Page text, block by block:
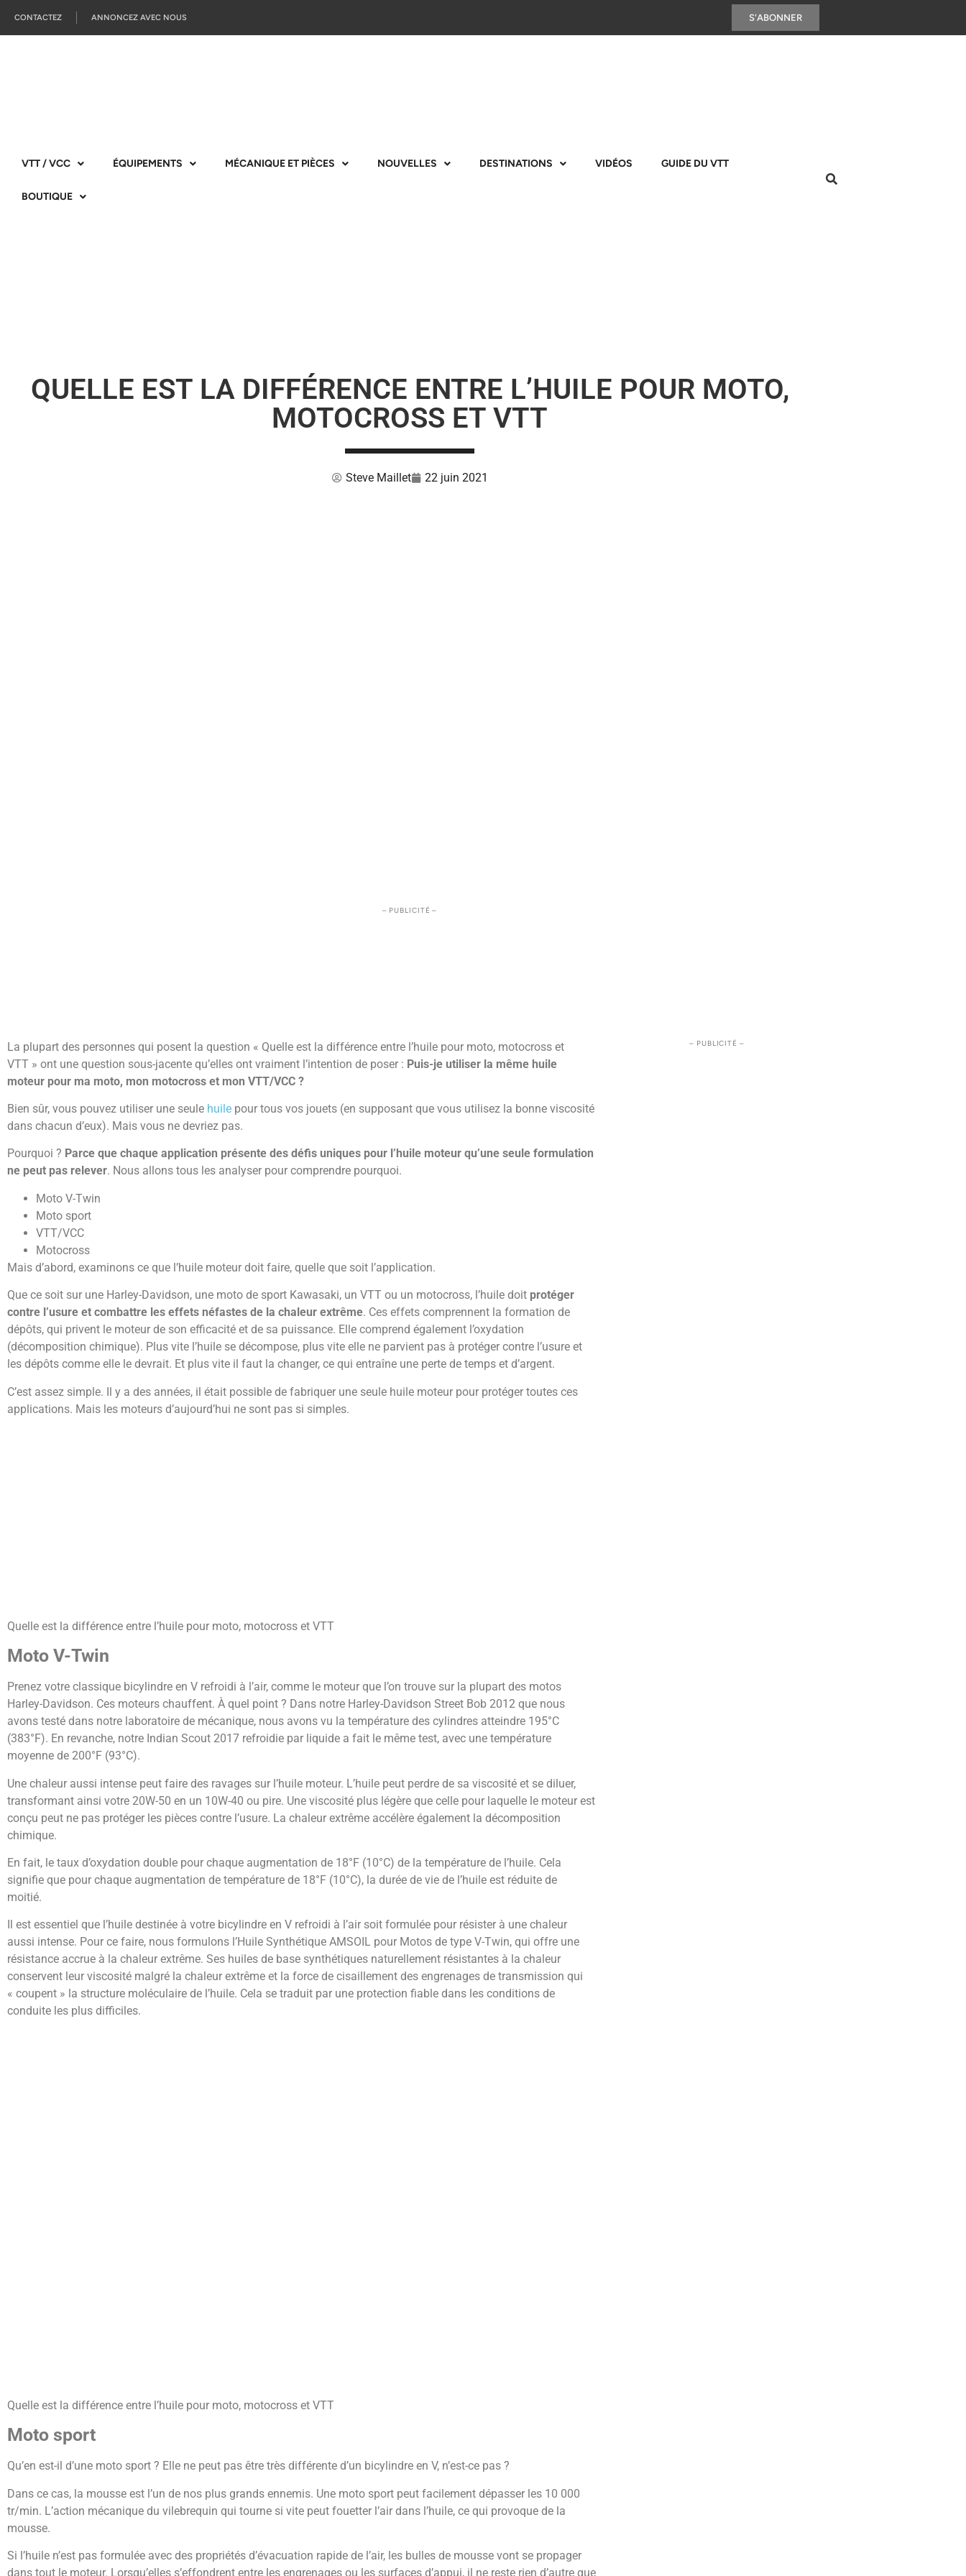
CONTACTEZ ANNONCEZ AVEC NOUS S'ABONNER
VTT / VCC ÉQUIPEMENTS MÉCANIQUE ET PIÈCES NOUVELLES DESTINATIONS VIDÉOS GUIDE DU VTT
BOUTIQUE
QUELLE EST LA DIFFÉRENCE ENTRE L’HUILE POUR MOTO,
MOTOCROSS ET VTT
Steve Maillet 22 juin 2021
– PUBLICITÉ –
La plupart des personnes qui posent la question « Quelle est la différence entre l’huile pour moto, motocross et
VTT » ont une question sous-jacente qu’elles ont vraiment l’intention de poser : Puis-je utiliser la même huile
moteur pour ma moto, mon motocross et mon VTT/VCC ?
Bien sûr, vous pouvez utiliser une seule huile pour tous vos jouets (en supposant que vous utilisez la bonne viscosité
dans chacun d’eux). Mais vous ne devriez pas.
Pourquoi ? Parce que chaque application présente des défis uniques pour l’huile moteur qu’une seule formulation
ne peut pas relever. Nous allons tous les analyser pour comprendre pourquoi.
Moto V-Twin
Moto sport
VTT/VCC
Motocross
Mais d’abord, examinons ce que l’huile moteur doit faire, quelle que soit l’application.
Que ce soit sur une Harley-Davidson, une moto de sport Kawasaki, un VTT ou un motocross, l’huile doit protéger
contre l’usure et combattre les effets néfastes de la chaleur extrême. Ces effets comprennent la formation de
dépôts, qui privent le moteur de son efficacité et de sa puissance. Elle comprend également l’oxydation
(décomposition chimique). Plus vite l’huile se décompose, plus vite elle ne parvient pas à protéger contre l’usure et
les dépôts comme elle le devrait. Et plus vite il faut la changer, ce qui entraîne une perte de temps et d’argent.
C’est assez simple. Il y a des années, il était possible de fabriquer une seule huile moteur pour protéger toutes ces
applications. Mais les moteurs d’aujourd’hui ne sont pas si simples.
Quelle est la différence entre l’huile pour moto, motocross et VTT
Moto V-Twin
Prenez votre classique bicylindre en V refroidi à l’air, comme le moteur que l’on trouve sur la plupart des motos
Harley-Davidson. Ces moteurs chauffent. À quel point ? Dans notre Harley-Davidson Street Bob 2012 que nous
avons testé dans notre laboratoire de mécanique, nous avons vu la température des cylindres atteindre 195°C
(383°F). En revanche, notre Indian Scout 2017 refroidie par liquide a fait le même test, avec une température
moyenne de 200°F (93°C).
Une chaleur aussi intense peut faire des ravages sur l’huile moteur. L’huile peut perdre de sa viscosité et se diluer,
transformant ainsi votre 20W-50 en un 10W-40 ou pire. Une viscosité plus légère que celle pour laquelle le moteur est
conçu peut ne pas protéger les pièces contre l’usure. La chaleur extrême accélère également la décomposition
chimique.
En fait, le taux d’oxydation double pour chaque augmentation de 18°F (10°C) de la température de l’huile. Cela
signifie que pour chaque augmentation de température de 18°F (10°C), la durée de vie de l’huile est réduite de
moitié.
Il est essentiel que l’huile destinée à votre bicylindre en V refroidi à l’air soit formulée pour résister à une chaleur
aussi intense. Pour ce faire, nous formulons l’Huile Synthétique AMSOIL pour Motos de type V-Twin, qui offre une
résistance accrue à la chaleur extrême. Ses huiles de base synthétiques naturellement résistantes à la chaleur
conservent leur viscosité malgré la chaleur extrême et la force de cisaillement des engrenages de transmission qui
« coupent » la structure moléculaire de l’huile. Cela se traduit par une protection fiable dans les conditions de
conduite les plus difficiles.
Quelle est la différence entre l’huile pour moto, motocross et VTT
Moto sport
Qu’en est-il d’une moto sport ? Elle ne peut pas être très différente d’un bicylindre en V, n’est-ce pas ?
Dans ce cas, la mousse est l’un de nos plus grands ennemis. Une moto sport peut facilement dépasser les 10 000
tr/min. L’action mécanique du vilebrequin qui tourne si vite peut fouetter l’air dans l’huile, ce qui provoque de la
mousse.
Si l’huile n’est pas formulée avec des propriétés d’évacuation rapide de l’air, les bulles de mousse vont se propager
dans tout le moteur. Lorsqu’elles s’effondrent entre les engrenages ou les surfaces d’appui, il ne reste rien d’autre que
– PUBLICITÉ –